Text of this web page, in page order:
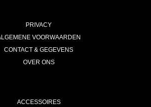
PRIVACY
VOORWAARDEN
CONTACT & GEGEVENS
OVER ONS
ACCESSOIRES